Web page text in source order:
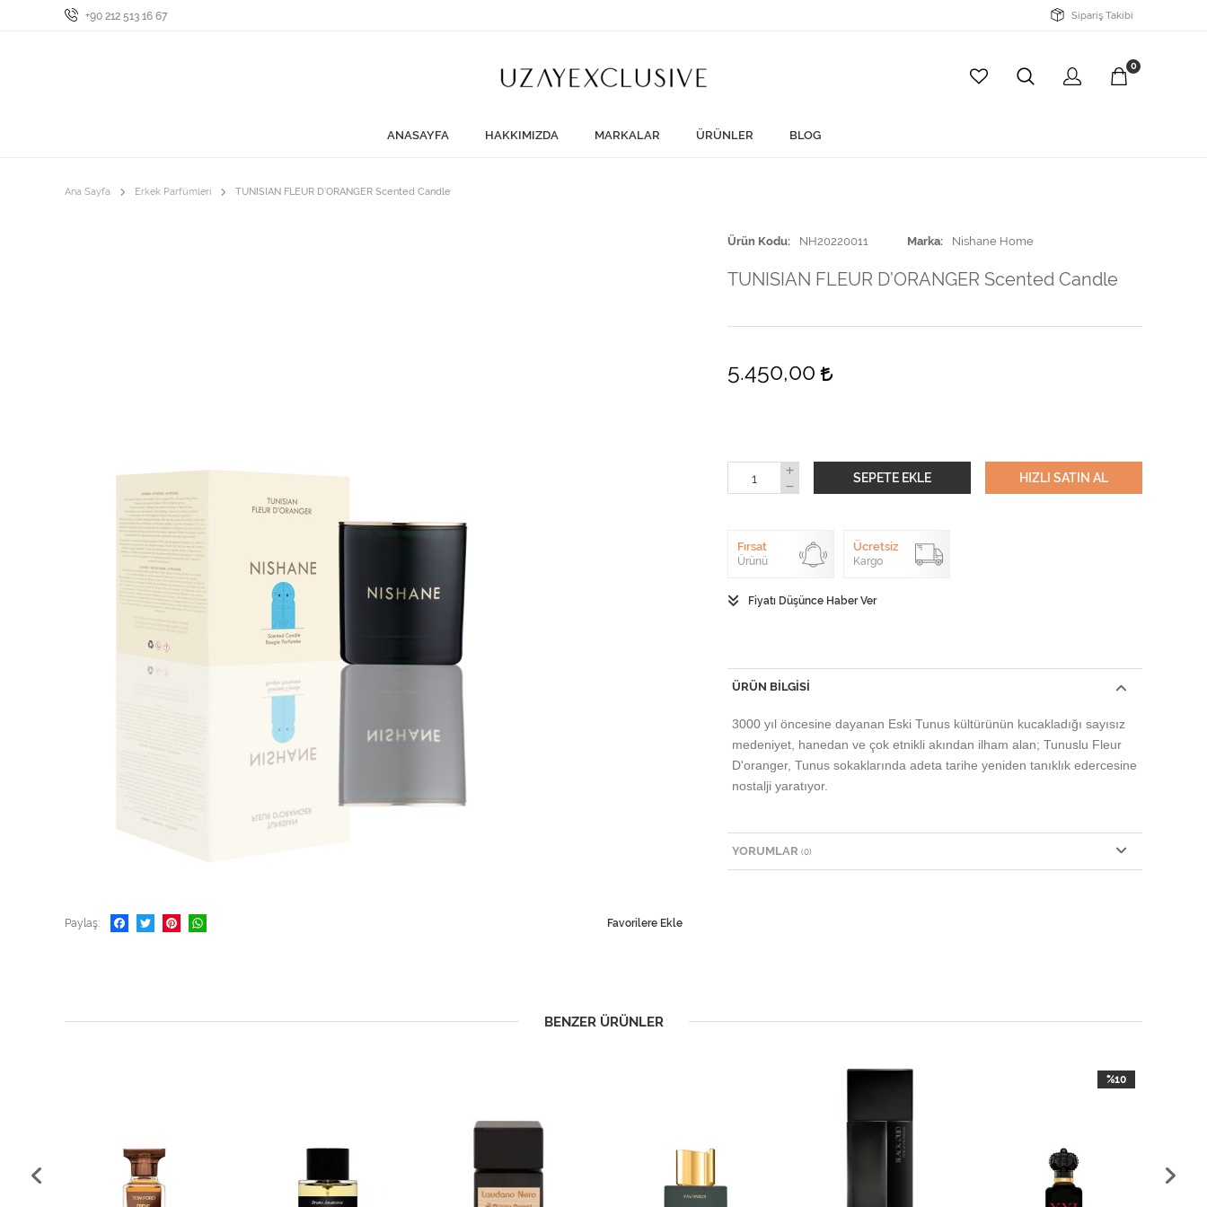
+90 212 513 16 67 Sipariş Takibi
0
ANASAYFA HAKKIMIZDA MARKALAR ÜRÜNLER BLOG
Ana Sayfa Erkek Parfümleri TUNISIAN FLEUR D’ORANGER Scented Candle
Paylaş Favorilere Ekle
Ürün Kodu NH20220011 Marka Nishane Home
TUNISIAN FLEUR D’ORANGER Scented Candle
5.450,00
SEPETE EKLE HIZLI SATIN AL
Fırsat
Ürünü
Ücretsiz
Kargo
Fiyatı Düşünce Haber Ver
ÜRÜN BILGISI
3000 yıl öncesine dayanan Eski Tunus kültürünün kucakladığı sayısız
medeniyet, hanedan ve çok etnikli akından ilham alan; Tunuslu Fleur
D'oranger, Tunus sokaklarında adeta tarihe yeniden tanıklık edercesine
nostalji yaratıyor.
YORUMLAR (0)
BENZER ÜRÜNLER
%10